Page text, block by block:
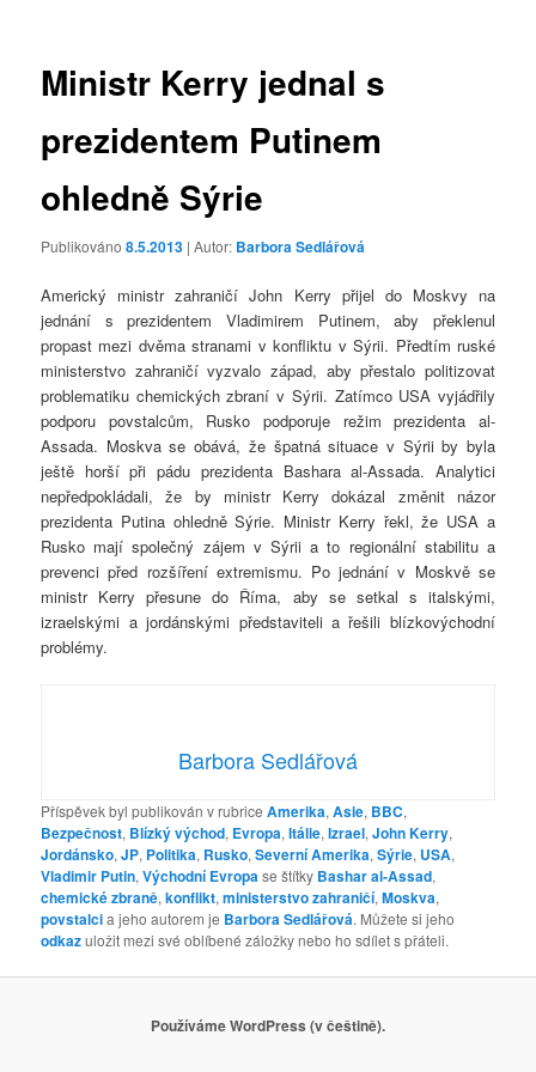
Ministr Kerry jednal s
prezidentem Putinem
ohledně Sýrie
Publikováno8.5.2013 | Autor: Barbora Sedlářová
Americký ministr zahraničí John Kerry přijel do Moskvy na
jednání s prezidentem Vladimirem Putinem, aby překlenul
propast mezi dvěma stranami v konfliktu v Sýrii. Předtím ruské
ministerstvo zahraničí vyzvalo západ, aby přestalo politizovat
problematiku chemických zbraní v Sýrii. Zatímco USA vyjádřily
podporu povstalcům, Rusko podporuje režim prezidenta al-
Assada. Moskva se obává, že špatná situace v Sýrii by byla
ještě horší při pádu prezidenta Bashara al-Assada. Analytici
nepředpokládali, že by ministr Kerry dokázal změnit názor
prezidenta Putina ohledně Sýrie. Ministr Kerry řekl, že USA a
Rusko mají společný zájem v Sýrii a to regionální stabilitu a
prevenci před rozšíření extremismu. Po jednání v Moskvě se
ministr Kerry přesune do Říma, aby se setkal s italskými,
izraelskými a jordánskými představiteli a řešili blízkovýchodní
problémy.
Barbora Sedlářová
Příspěvek byl publikován v rubriceAmerika,Asie, BBC,
Bezpečnost, Blízký východ, Evropa,Itálie,Izrael,John Kerry,
Jordánsko,JP, Politika, Rusko,Severní Amerika,Sýrie, USA,
Vladimir Putin,Východní Evropase štítky Bashar al-Assad,
chemické zbraně,konflikt,ministerstvo zahraničí,Moskva,
povstalcia jeho autorem je Barbora Sedlářová. Můžete si jeho
odkazuložit mezi své oblíbené záložky nebo ho sdílet s přáteli.
Používáme WordPress (v češtině).